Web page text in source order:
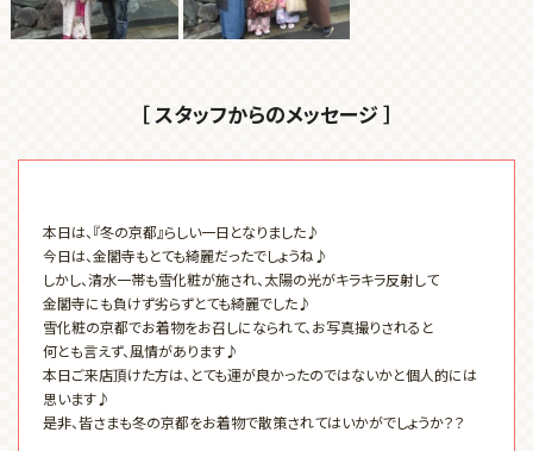
［ スタッフからのメッセージ ］
本日は、『冬の京都』らしい一日となりました♪
今日は、金閣寺もとても綺麗だったでしょうね♪
しかし、清水一帯も雪化粧が施され、太陽の光がキラキラ反射して
金閣寺にも負けず劣らずとても綺麗でした♪
雪化粧の京都でお着物をお召しになられて、お写真撮りされると
何とも言えず、風情があります♪
本日ご来店頂けた方は、とても運が良かったのではないかと個人的には
思います♪
是非、皆さまも冬の京都をお着物で散策されてはいかがでしょうか？？